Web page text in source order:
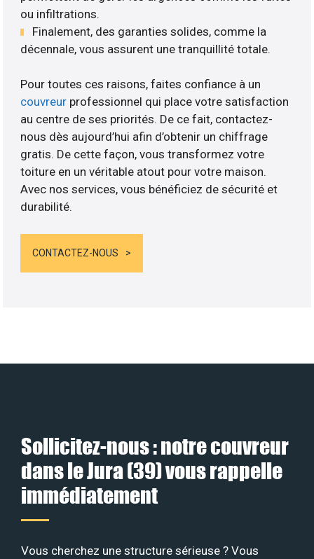
ou infiltrations.
Finalement, des garanties solides, comme la
décennale, vous assurent une tranquillité totale.
Pour toutes ces raisons, faites confiance à un
couvreur professionnel qui place votre satisfaction
au centre de ses priorités. De ce fait, contactez-
nous dès aujourd’hui afin d’obtenir un chiffrage
gratis. De cette façon, vous transformez votre
toiture en un véritable atout pour votre maison.
Avec nos services, vous bénéficiez de sécurité et
durabilité.
CONTACTEZ-NOUS
Sollicitez-nous : notre couvreur
dans le Jura (39) vous rappelle
immédiatement
Vous cherchez une structure sérieuse ? Vous